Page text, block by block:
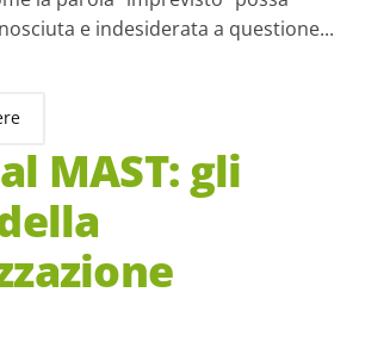
e indesiderata a questione...
MAST: gli